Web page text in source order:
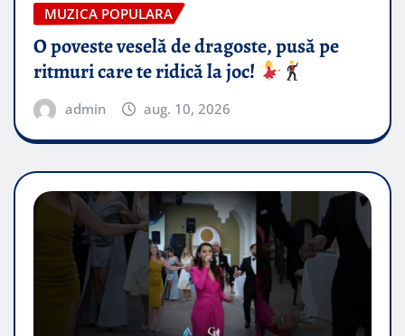
MUZICA POPULARA
O poveste veselă de dragoste, pusă pe
ritmuri care te ridică la joc!
admin aug. 10, 2026